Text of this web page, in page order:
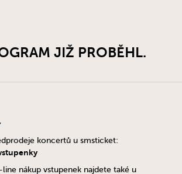
JIŽ PROBĚHL.
koncertů u smsticket:
nákup vstupenek najdete také u